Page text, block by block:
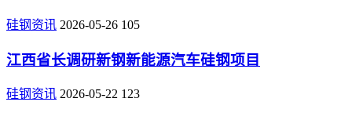
硅钢资讯 2026-05-26 105
江西省长调研新钢新能源汽车硅钢项目
硅钢资讯 2026-05-22 123